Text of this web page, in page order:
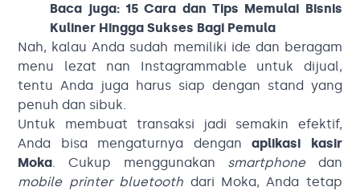
Baca juga:15 Cara dan Tips Memulai Bisnis
Kuliner Hingga Sukses Bagi Pemula
Nah, kalau Anda sudah memiliki ide dan beragam
menu lezat nan Instagrammable untuk dijual,
tentu Anda juga harus siap dengan stand yang
penuh dan sibuk.
Untuk membuat transaksi jadi semakin efektif,
Anda bisa mengaturnya denganaplikasi kasir
Moka. Cukup menggunakan smartphonedan
mobile printer bluetooth dari Moka, Anda tetap